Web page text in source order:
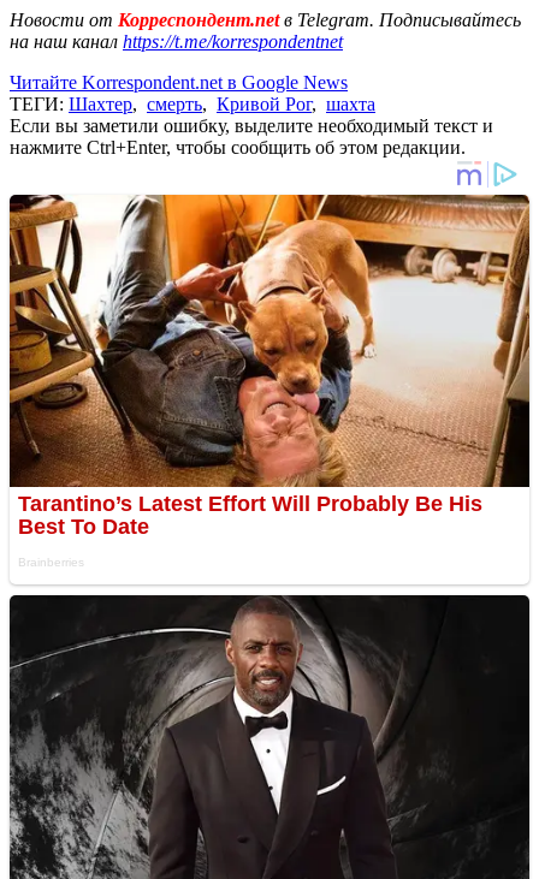
Новости от Корреспондент.netв Telegram. Подписывайтесь
на наш канал https://t.me/korrespondentnet
Читайте Korrespondent.net в Google News
ТЕГИ: Шахтер, смерть, Кривой Рог, шахта
Если вы заметили ошибку, выделите необходимый текст и
нажмите Ctrl+Enter, чтобы сообщить об этом редакции.